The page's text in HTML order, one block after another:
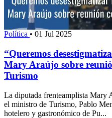
Política • 01 Jul 2025
“Queremos
Mary Araújo sobre
Turismo
La diputada frenteamplista Mary
el ministro de Turismo, Pablo
hotelero y gastronómico de Pu...